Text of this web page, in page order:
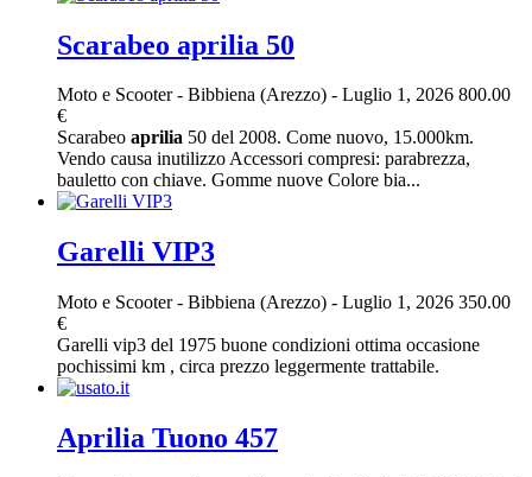
Scarabeo aprilia 50
Moto e Scooter- Bibbiena (Arezzo) - Luglio 1, 2026 800.00
€
Scarabeo aprilia 50 del 2008. Come nuovo, 15.000km.
Vendo causa inutilizzo Accessori compresi: parabrezza,
bauletto con chiave. Gomme nuove Colore bia...
Garelli VIP3
Moto e Scooter- Bibbiena (Arezzo) - Luglio 1, 2026 350.00
€
Garelli vip3 del 1975 buone condizioni ottima occasione
pochissimi km , circa prezzo leggermente trattabile.
Aprilia Tuono 457